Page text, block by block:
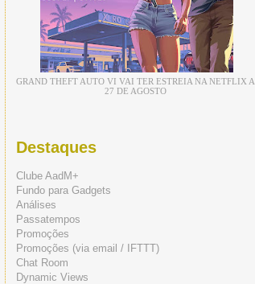
GRAND THEFT AUTO VI VAI TER ESTREIA NA NETFLIX A
27 DE AGOSTO
Destaques
Clube AadM+
Fundo para Gadgets
Análises
Passatempos
Promoções
Promoções (via email / IFTTT)
Chat Room
Dynamic Views